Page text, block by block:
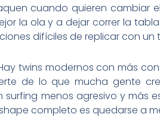
cuando quieren cambiar
la ola y a dejar correr la
difíciles de replicar con un
twins modernos con más
de lo que mucha gente
menos agresivo y más
completo es quedarse a